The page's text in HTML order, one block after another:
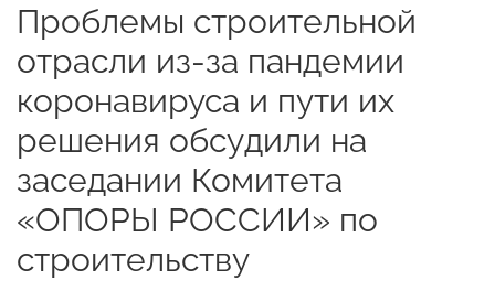
Проблемы строительной
отрасли из-за пандемии
коронавируса и пути их
решения обсудили на
заседании Комитета
«ОПОРЫ РОССИИ» по
строительству